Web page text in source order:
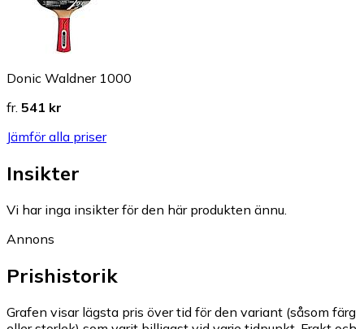
Donic Waldner 1000
fr. 541 kr
Jämför alla priser
Insikter
Vi har inga insikter för den här produkten ännu.
Annons
Prishistorik
Grafen visar lägsta pris över tid för den variant (såsom färg